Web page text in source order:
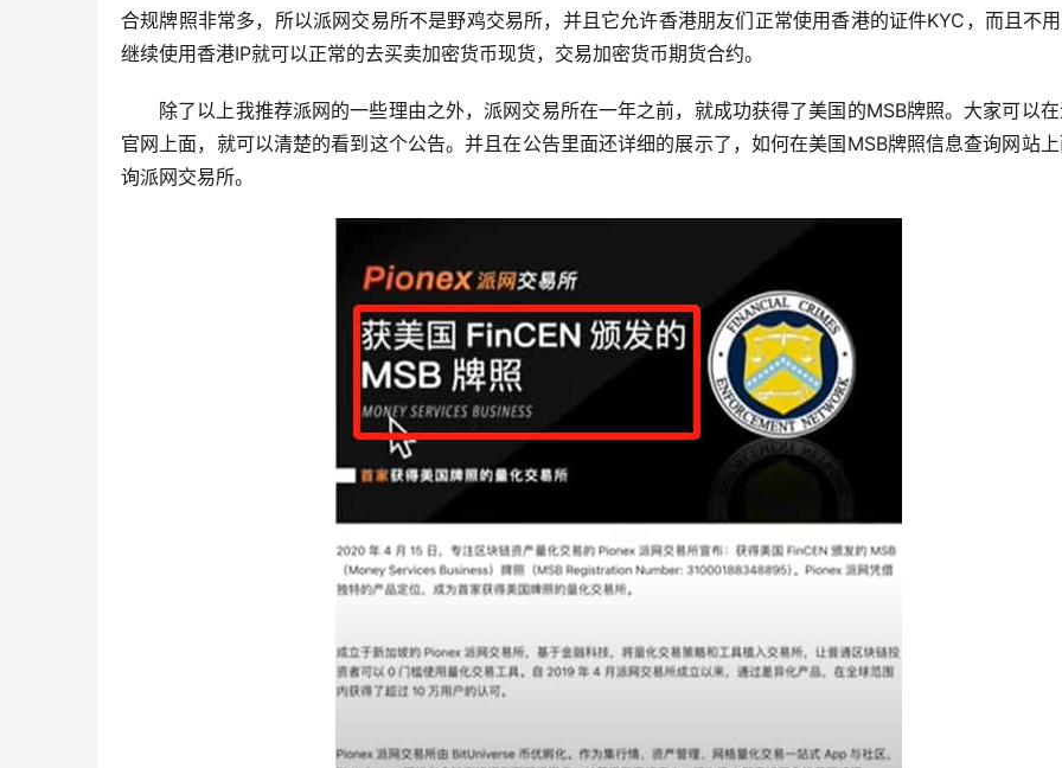
合规牌照非常多，所以派网交易所不是野鸡交易所，并且它允许香港朋友们正常使用香港的证件KYC，而且不
继续使用香港IP就可以正常的去买卖加密货币现货，交易加密货币期货合约。
除了以上我推荐派网的一些理由之外，派网交易所在一年之前，就成功获得了美国的MSB牌照。大家可以
官网上面，就可以清楚的看到这个公告。并且在公告里面还详细的展示了，如何在美国MSB牌照信息查询网站
询派网交易所。